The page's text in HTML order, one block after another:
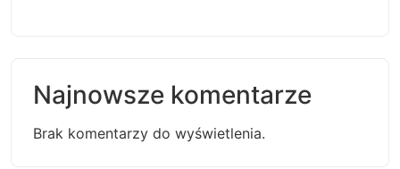
Najnowsze komentarze
Brak komentarzy do wyświetlenia.